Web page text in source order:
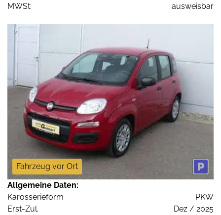
MWSt:
ausweisbar
Fahrzeug vor Ort
Allgemeine Daten:
Karosserieform
PKW
Erst-Zul.
Dez / 2025